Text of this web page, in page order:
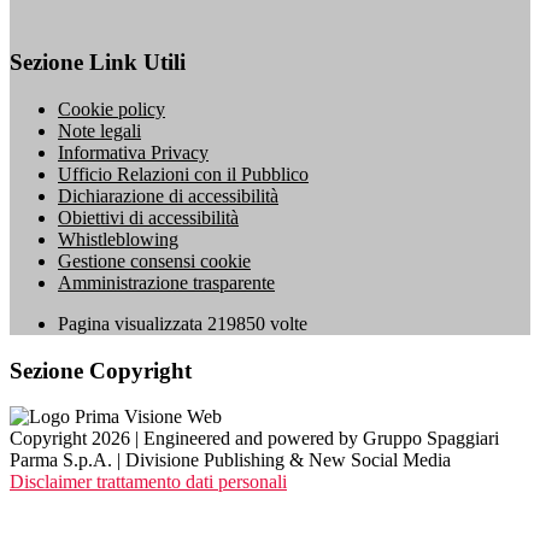
Sezione Link Utili
Cookie policy
Note legali
Informativa Privacy
Ufficio Relazioni con il Pubblico
Dichiarazione di accessibilità
Obiettivi di accessibilità
Whistleblowing
Gestione consensi cookie
Amministrazione trasparente
Pagina visualizzata 219850 volte
Sezione Copyright
Copyright 2026 | Engineered and powered by Gruppo Spaggiari
Parma S.p.A. | Divisione Publishing & New Social Media
Disclaimer trattamento dati personali